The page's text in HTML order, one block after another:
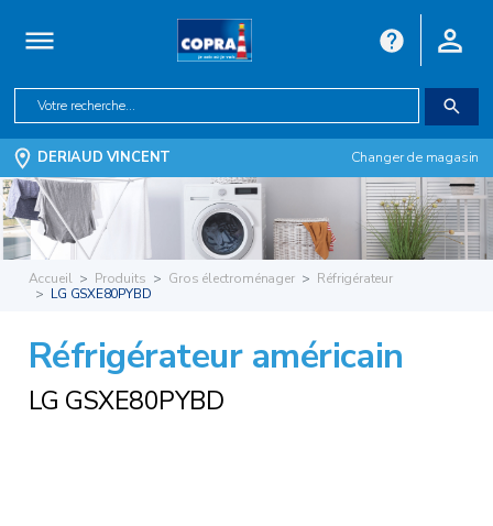
DERIAUD VINCENT Changer de magasin
Accueil Produits Gros électroménager
Réfrigérateur
LG GSXE80PYBD
Réfrigérateur américain
LG GSXE80PYBD